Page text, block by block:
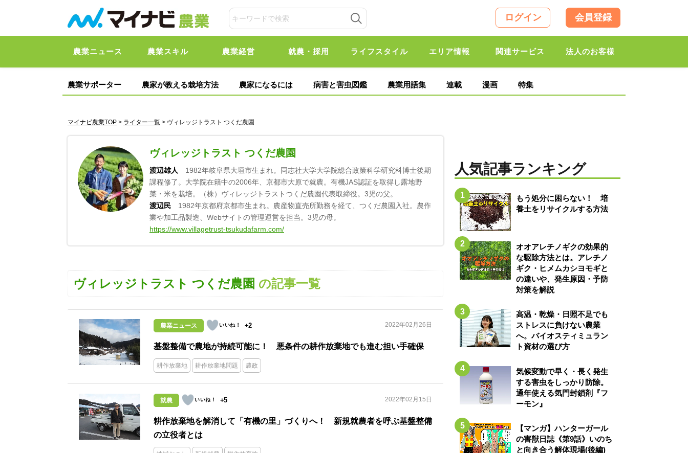
ログイン 会員登録
農業ニュース 農業スキル 農業経営 就農・採用 ライフスタイル エリア情報 関連サービス 法人のお客様
農業サポーター 農家が教える栽培方法 農家になるには 病害と害虫図鑑 農業用語集 連載 漫画 特集
マイナビ農業TOP > ライター一覧 > ヴィレッジトラスト つくだ農園
ヴィレッジトラスト つくだ農園
渡辺雄人
1982年岐阜県大垣市生まれ。同志社大学大学院総合政策科学研究科博士後期
課程修了。大学院在籍中の2006年、京都市大原で就農。有機JAS認証を取得し露地野
菜・米を栽培。（株）ヴィレッジトラストつくだ農園代表取締役。3児の父。
渡辺民 1982年京都府京都市生まれ。農産物直売所勤務を経て、つくだ農園入社。農作
業や加工品製造、Webサイトの管理運営を担当。3児の母。
https://www.villagetrust-tsukudafarm.com/
ヴィレッジトラスト つくだ農園 の記事一覧
農業ニュース +2 2022年02月26日
基盤整備で農地が持続可能に！ 悪条件の耕作放棄地でも進む担い手確保
耕作放棄地 耕作放棄地問題 農政
就農 +5 2022年02月15日
耕作放棄地を解消して「有機の里」づくりへ！ 新規就農者を呼ぶ基盤整備
の立役者とは
人気記事ランキング
もう処分に困らない！ 培
養土をリサイクルする方法
オオアレチノギクの効果的
な駆除方法とは。アレチノ
ギク・ヒメムカシヨモギと
の違いや、発生原因・予防
対策を解説
高温・乾燥・日照不足でも
ストレスに負けない農業
へ。バイオスティミュラン
ト資材の選び方
気候変動で早く・長く発生
する害虫をしっかり防除。
通年使える気門封鎖剤『フ
ーモン』
【マンガ】ハンターガール
の害獣日誌《第9話》いのち
と向き合う解体現場(後編)